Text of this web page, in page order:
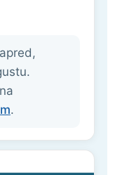
.